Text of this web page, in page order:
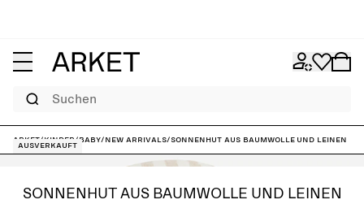
Suchen
ARKET/Kinder /Baby/New arrivals/Sonnenhut aus Baumwolle und Leinen
Ausverkauft
SONNENHUT AUS BAUMWOLLE UND LEINEN